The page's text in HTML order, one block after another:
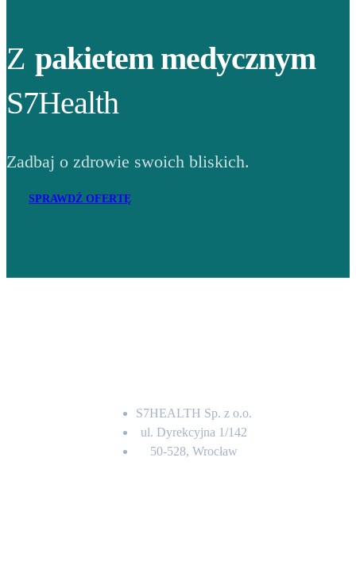
Z pakietem medycznym
S7Health
Zadbaj o zdrowie swoich bliskich.
SPRAWDŹ OFERTĘ
S7HEALTH Sp. z o.o.
ul. Dyrekcyjna 1/142
50-528, Wrocław